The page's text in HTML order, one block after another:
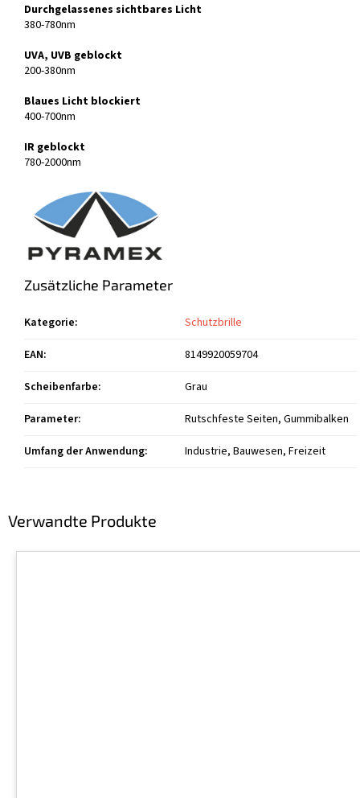
Verwandte Produkte
Durchgelassenes sichtbares Licht
380-780nm
UVA, UVB geblockt
200-380nm
Blaues Licht blockiert
400-700nm
IR geblockt
780-2000nm
Zusätzliche Parameter
Kategorie:
Schutzbrille
EAN:
8149920059704
Scheibenfarbe:
Grau
Parameter:
Rutschfeste Seiten, Gummibalken
Umfang der Anwendung: Industrie, Bauwesen, Freizeit